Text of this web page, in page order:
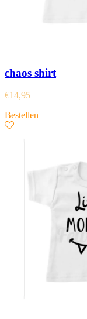
chaos shirt
€14,95
Bestellen